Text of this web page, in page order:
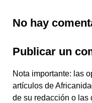
No hay
Publicar un
Nota importante: las
artículos de
de su redacción o las